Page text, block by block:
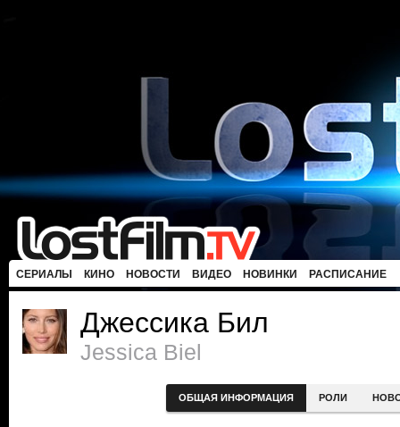
СЕРИАЛЫ КИНО НОВОСТИ ВИДЕО НОВИНКИ РАСПИСАНИЕ
Джессика Бил
Jessica Biel
ОБЩАЯ ИНФОРМАЦИЯ РОЛИ